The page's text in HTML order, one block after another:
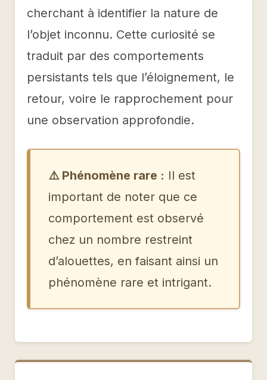
cherchant à identifier la nature de
l’objet inconnu. Cette curiosité se
traduit par des comportements
persistants tels que l’éloignement, le
retour, voire le rapprochement pour
une observation approfondie.
⚠️ Phénomène rare : Il est
important de noter que ce
comportement est observé
chez un nombre restreint
d’alouettes, en faisant ainsi un
phénomène rare et intrigant.